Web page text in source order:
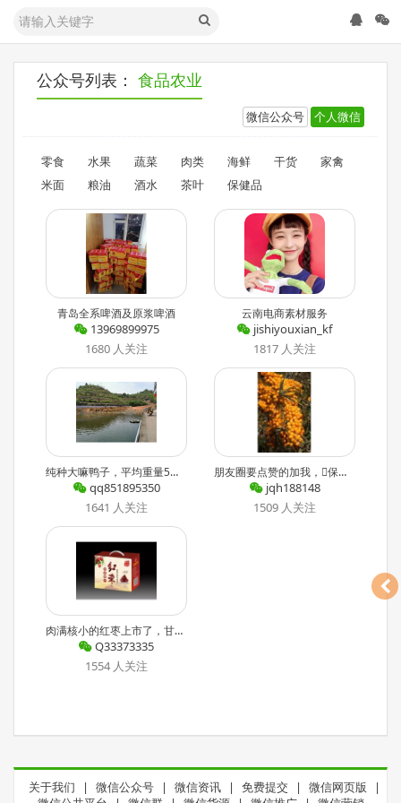
公众号列表： 食品农业
微信公众号 个人微信
零食 水果 蔬菜 肉类 海鲜 干货
家禽
米面
粮油 酒水 茶叶 保健品
青岛全系啤酒及原浆啤酒
13969899975
1680 人关注
云南电商素材服务
jishiyouxian_kf
1817 人关注
纯种大嘛鸭子，平均重量5斤，喂时自由4月以上！
qq851895350
1641 人关注
朋友圈要点赞的加我，保证一辈子不删你，除非你先删的我，我会第一时间赞你。有好的产品也可加我喔，就挣点买菜的钱就好。
jqh188148
1509 人关注
肉满核小的红枣上市了，甘肃枣园特卖开场了，只要45*，就能买到五斤多的红枣，45*包邮了。入冬了，推荐熬枣粥，枣汤，也可生吃，建议蒸一会等凉了再吃，枣的胶质更完美！喜欢的就微我吧
Q33373335
1554 人关注
关于我们 | 微信公众号 | 微信资讯 | 免费提交 | 微信网页版
|